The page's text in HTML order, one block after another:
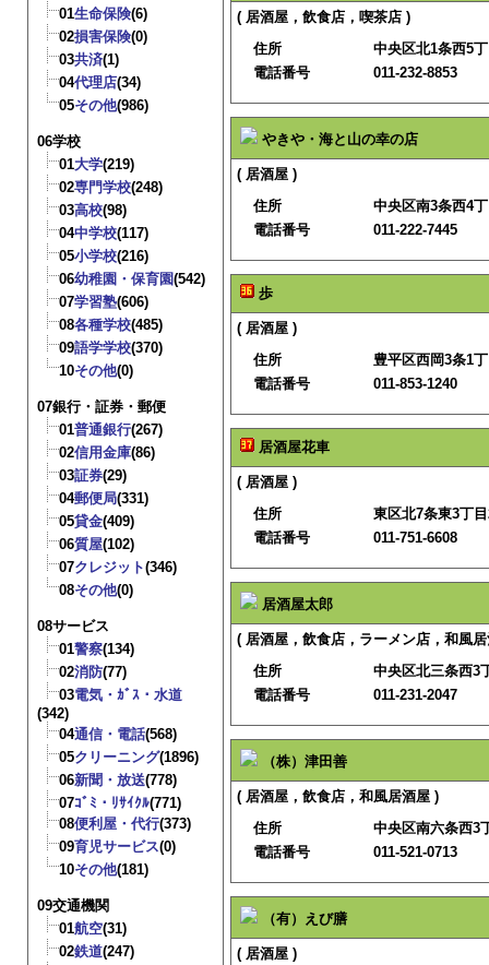
01生命保険(6)
02損害保険(0)
03共済(1)
04代理店(34)
05その他(986)
06学校
01大学(219)
02専門学校(248)
03高校(98)
04中学校(117)
05小学校(216)
06幼稚園・保育園(542)
07学習塾(606)
08各種学校(485)
09語学学校(370)
10その他(0)
07銀行・証券・郵便
01普通銀行(267)
02信用金庫(86)
03証券(29)
04郵便局(331)
05貸金(409)
06質屋(102)
07クレジット(346)
08その他(0)
08サービス
01警察(134)
02消防(77)
03電気・ｶﾞｽ・水道
(342)
04通信・電話(568)
05クリーニング(1896)
06新聞・放送(778)
07ｺﾞﾐ・ﾘｻｲｸﾙ(771)
08便利屋・代行(373)
09育児サービス(0)
10その他(181)
09交通機関
01航空(31)
02鉄道(247)
( 居酒屋，飲食店，喫茶店 )
住所
中央区北1条西5
電話番号
011-232-8853
やきや・海と山の幸の店
( 居酒屋 )
住所
中央区南3条西4
電話番号
011-222-7445
歩
( 居酒屋 )
住所
豊平区西岡3条1
電話番号
011-853-1240
居酒屋花車
( 居酒屋 )
住所
東区北7条東3丁
電話番号
011-751-6608
居酒屋太郎
( 居酒屋，飲食店，ラーメン店，和風
住所
中央区北三条西3
電話番号
011-231-2047
（株）津田善
( 居酒屋，飲食店，和風居酒屋 )
住所
中央区南六条西3
電話番号
011-521-0713
（有）えび膳
( 居酒屋 )